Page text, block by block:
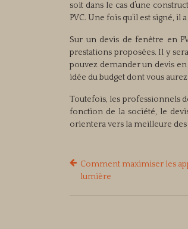
soit dans le cas d’une
PVC. Une fois qu’il est signé, il
Sur un devis de fenêtre en
prestations proposées. Il y
pouvez demander un devis
idée du budget dont vous
Toutefois, les professionnels
fonction de la société, le
orientera vers la meilleure
Comment maximiser les
lumière